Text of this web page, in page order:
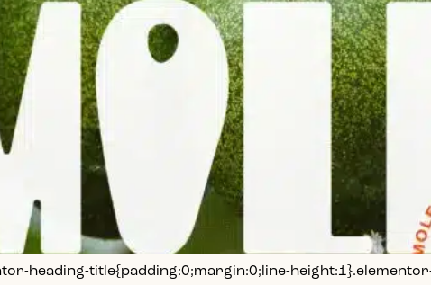
heading-title{padding:0;margin:0;line-